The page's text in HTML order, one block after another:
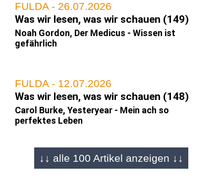
FULDA - 26.07.2026
Was wir lesen, was wir schauen (149)
Noah Gordon, Der Medicus - Wissen ist
gefährlich
FULDA - 12.07.2026
Was wir lesen, was wir schauen (148)
Carol Burke, Yesteryear - Mein ach so
perfektes Leben
FULDA - 28.06.2026
↓↓ alle 100 Artikel anzeigen ↓↓